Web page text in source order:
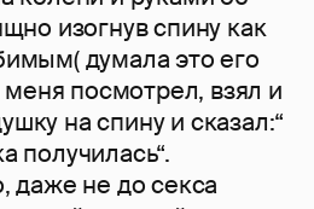
изогнув спину как
думала это его
меня посмотрел, взял и
на спину и сказал:“
получилась“.
даже не до секса